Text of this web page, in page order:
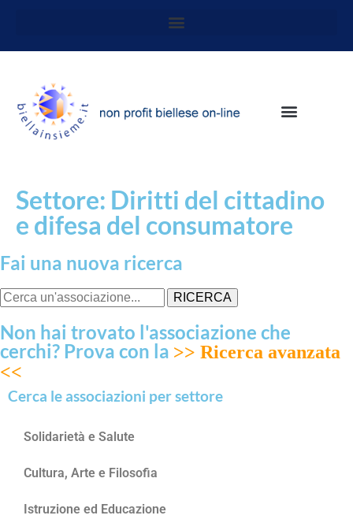
Settore: Diritti del cittadino
e difesa del consumatore
Fai una nuova ricerca
RICERCA
Non hai trovato l'associazione che
cerchi? Prova con la >> Ricerca avanzata
<<
Cerca le associazioni per settore
Solidarietà e Salute
Cultura, Arte e Filosofia
Istruzione ed Educazione